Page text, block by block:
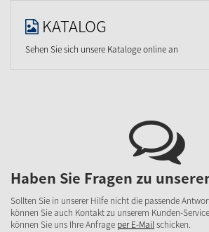
KATALOG
Sehen Sie sich unsere Kataloge online an
Haben Sie Fragen zu
Sollten Sie in unserer Hilfe nicht die passende
können Sie auch Kontakt zu unserem Kunden-
können Sie uns Ihre Anfrage per E-Mailschicken.